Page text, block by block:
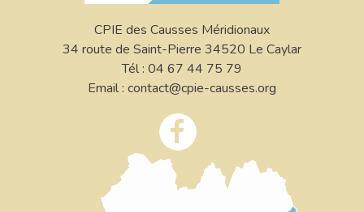
CPIE des Causses Méridionaux
34 route de Saint-Pierre 34520 Le Caylar
Tél : 04 67 44 75 79
Email : contact@cpie-causses.org